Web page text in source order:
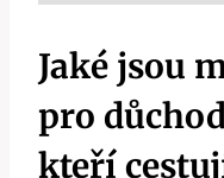
Jaké jsou
pro
kteří